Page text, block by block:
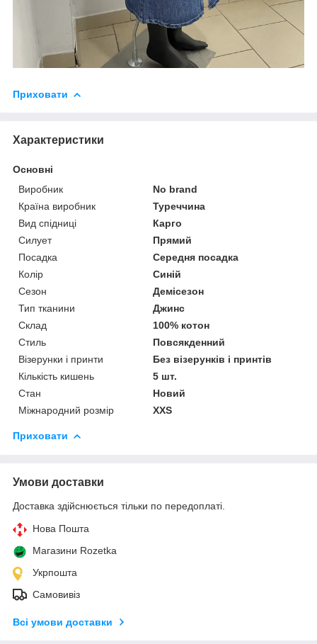
Приховати
Характеристики
Основні
Виробник
No brand
Країна виробник
Туреччина
Вид спідниці
Карго
Силует
Прямий
Посадка
Середня посадка
Колір
Синій
Сезон
Демісезон
Тип тканини
Джинс
Склад
100% котон
Стиль
Повсякденний
Візерунки і принти
Без візерунків і принтів
Кількість кишень
5 шт.
Стан
Новий
Міжнародний розмір
XXS
Приховати
Умови доставки
Доставка здійснюється тільки по передоплаті.
Нова Пошта
Магазини Rozetka
Укрпошта
Самовивіз
Всі умови доставки